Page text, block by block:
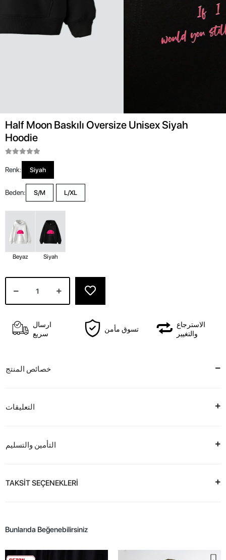
Half Moon Baskılı Oversize Unisex Siyah
Hoodie
Renk: Siyah
Beden: S/M L/XL
Beyaz Siyah
ارسال
سريع
تسوق مأمن
الاسترجاع
والتغيير
خصائص المنتج
التعليقات
التأمين والتسليم
TAKSİT SEÇENEKLERİ
Bunlarıda Beğenebilirsiniz